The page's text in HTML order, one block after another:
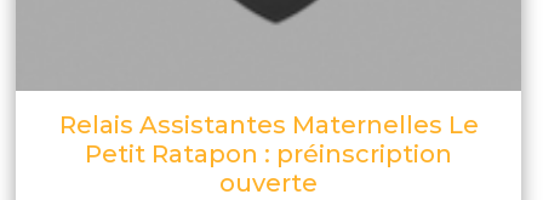
Relais Assistantes Maternelles Le
Petit Ratapon : préinscription
ouverte